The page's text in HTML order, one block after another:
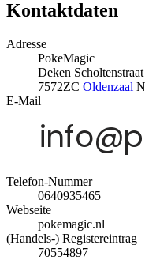
Kontaktdaten
Adresse
PokeMagic
Deken
7572ZC Oldenzaal
E-Mail
Telefon-Nummer
0640935465
Webseite
pokemagic.nl
(Handels-) Registereintrag
70554897